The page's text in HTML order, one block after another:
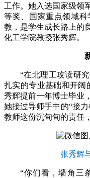
工作。她入选国家级领
等奖、国家重点领域
教，是学生成长路上的
化工学院教授张秀辉。
“在北理工攻读研
扎实的专业基础和开阔
秀辉提前一年博士毕业
她接过导师手中的“接
教师这份沉甸甸的责任
张秀辉
“你们看，墙角三